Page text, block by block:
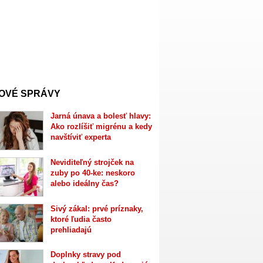
SPRÁVY
Jarná únava a bolesť hlavy:
Ako rozlíšiť migrénu a kedy
navštíviť experta
Neviditeľný strojček na
zuby po 40-ke: neskoro
alebo ideálny čas?
Sivý zákal: prvé príznaky,
ktoré ľudia často
prehliadajú
Doplnky stravy pod